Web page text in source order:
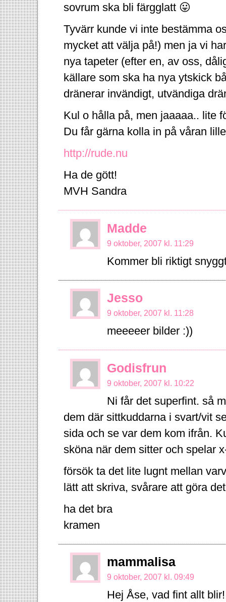
sovrum ska bli färgglatt 😛
Tyvärr kunde vi inte bestämma
mycket att välja på!) men ja vi
nya tapeter (efter en, av oss,
källare som ska ha nya ytskick
dränerar invändigt, utvändiga
Kul o hålla på, men jaaaaa.. lite
Du får gärna kolla in på våran
http://rude.nu
Ha de gött!
MVH Sandra
Madde
9 oktober, 2007 kl. 11:29
Kommer bli riktigt
Jesso
9 oktober, 2007 kl. 11:28
meeeeer bilder :))
Godisfrun
9 oktober, 2007 kl. 10:22
Ni får det superfint. så
dem där sittkuddarna i svart/vit
sida och se var dem kom ifrån.
sköna när dem sitter och spelar
försök ta det lite lugnt mellan
lätt att skriva, svårare att göra
ha det bra
kramen
mammalisa
9 oktober, 2007 kl. 09:49
Hej Åse, vad fint allt blir!